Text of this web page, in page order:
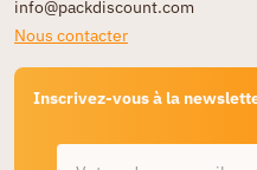
info@packdiscount.com
Nous contacter
Inscrivez-vous à la